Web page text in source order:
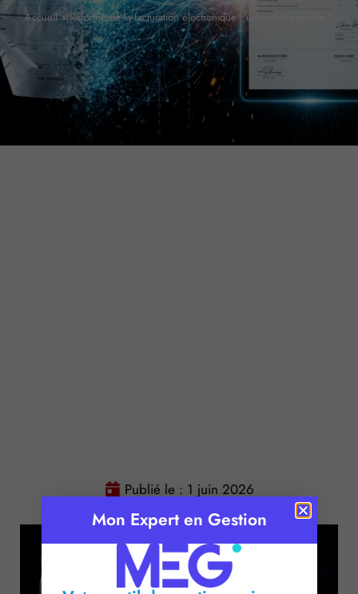
Accueil»Réforme de la facturation électronique : un report possible ?
Publié le : 1 juin 2026
Mon Expert en Gestion